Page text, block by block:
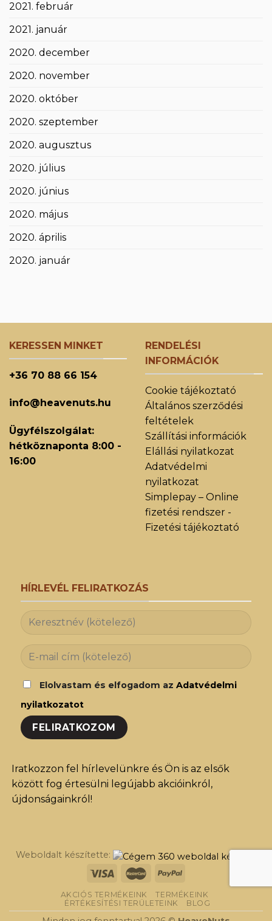
2021. február
2021. január
2020. december
2020. november
2020. október
2020. szeptember
2020. augusztus
2020. július
2020. június
2020. május
2020. április
2020. január
KERESSEN MINKET
+36 70 88 66 154
info@heavenuts.hu
Ügyfélszolgálat:
hétköznaponta 8:00 -
16:00
RENDELÉSI
INFORMÁCIÓK
Cookie tájékoztató
Általános szerződési
feltételek
Szállítási információk
Elállási nyilatkozat
Adatvédelmi
nyilatkozat
Simplepay – Online
fizetési rendszer -
Fizetési tájékoztató
HÍRLEVÉL FELIRATKOZÁS
Elolvastam és elfogadom az Adatvédelmi
nyilatkozatot
Iratkozzon fel hírlevelünkre és Ön is az elsők
között fog értesülni legújabb akcióinkról,
újdonságainkról!
Weboldalt készítette:
AKCIÓS TERMÉKEINK
TERMÉKEINK
ÉRTÉKESÍTÉSI TERÜLETEINK
BLOG